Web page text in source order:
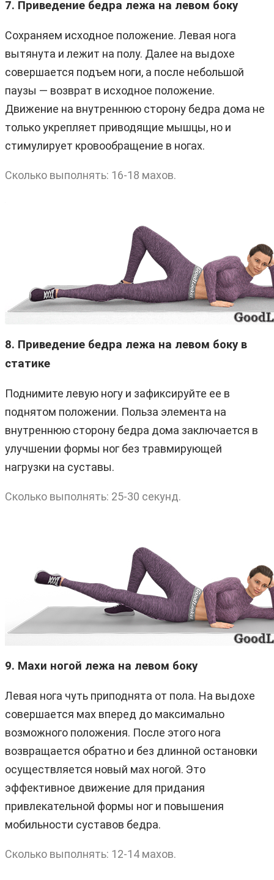
7. Приведение бедра лежа на левом боку
Сохраняем исходное положение. Левая нога
вытянута и лежит на полу. Далее на выдохе
совершается подъем ноги, а после небольшой
паузы — возврат в исходное положение.
Движение на внутреннюю сторону бедра дома не
только укрепляет приводящие мышцы, но и
стимулирует кровообращение в ногах.
Сколько выполнять: 16-18 махов.
8. Приведение бедра лежа на левом боку в
статике
Поднимите левую ногу и зафиксируйте ее в
поднятом положении. Польза элемента на
внутреннюю сторону бедра дома заключается в
улучшении формы ног без травмирующей
нагрузки на суставы.
Сколько выполнять: 25-30 секунд.
9. Махи ногой лежа на левом боку
Левая нога чуть приподнята от пола. На выдохе
совершается мах вперед до максимально
возможного положения. После этого нога
возвращается обратно и без длинной остановки
осуществляется новый мах ногой. Это
эффективное движение для придания
привлекательной формы ног и повышения
мобильности суставов бедра.
Сколько выполнять: 12-14 махов.